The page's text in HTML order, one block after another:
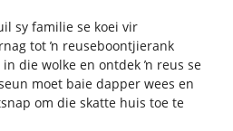
sy familie se koei vir
tot ŉ reuseboontjierank
die wolke en ontdek ŉ reus se
moet baie dapper wees en
om die skatte huis toe te